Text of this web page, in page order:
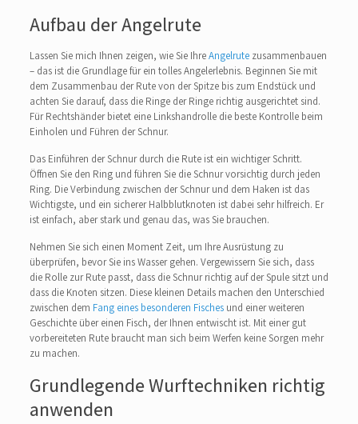
Aufbau der Angelrute
Lassen Sie mich Ihnen zeigen, wie Sie IhreAngelrutezusammenbauen
– das ist die Grundlage für ein tolles Angelerlebnis. Beginnen Sie mit
dem Zusammenbau der Rute von der Spitze bis zum Endstück und
achten Sie darauf, dass die Ringe der Ringe richtig ausgerichtet sind.
Für Rechtshänder bietet eine Linkshandrolle die beste Kontrolle beim
Einholen und Führen der Schnur.
Das Einführen der Schnur durch die Rute ist ein wichtiger Schritt.
Öffnen Sie den Ring und führen Sie die Schnur vorsichtig durch jeden
Ring. Die Verbindung zwischen der Schnur und dem Haken ist das
Wichtigste, und ein sicherer Halbblutknoten ist dabei sehr hilfreich. Er
ist einfach, aber stark und genau das, was Sie brauchen.
Nehmen Sie sich einen Moment Zeit, um Ihre Ausrüstung zu
überprüfen, bevor Sie ins Wasser gehen. Vergewissern Sie sich, dass
die Rolle zur Rute passt, dass die Schnur richtig auf der Spule sitzt und
dass die Knoten sitzen. Diese kleinen Details machen den Unterschied
zwischen dem Fang eines besonderen Fischesund einer weiteren
Geschichte über einen Fisch, der Ihnen entwischt ist. Mit einer gut
vorbereiteten Rute braucht man sich beim Werfen keine Sorgen mehr
zu machen.
Grundlegende Wurftechniken richtig
anwenden